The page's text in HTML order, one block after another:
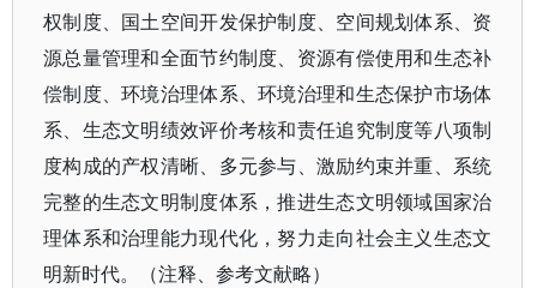
权制度、国土空间开发保护制度、空间规划体系、资
源总量管理和全面节约制度、资源有偿使用和生态补
偿制度、环境治理体系、环境治理和生态保护市场体
系、生态文明绩效评价考核和责任追究制度等八项制
度构成的产权清晰、多元参与、激励约束并重、系统
完整的生态文明制度体系，推进生态文明领域国家治
理体系和治理能力现代化，努力走向社会主义生态文
明新时代。（注释、参考文献略）